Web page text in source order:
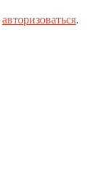
авторизоваться.